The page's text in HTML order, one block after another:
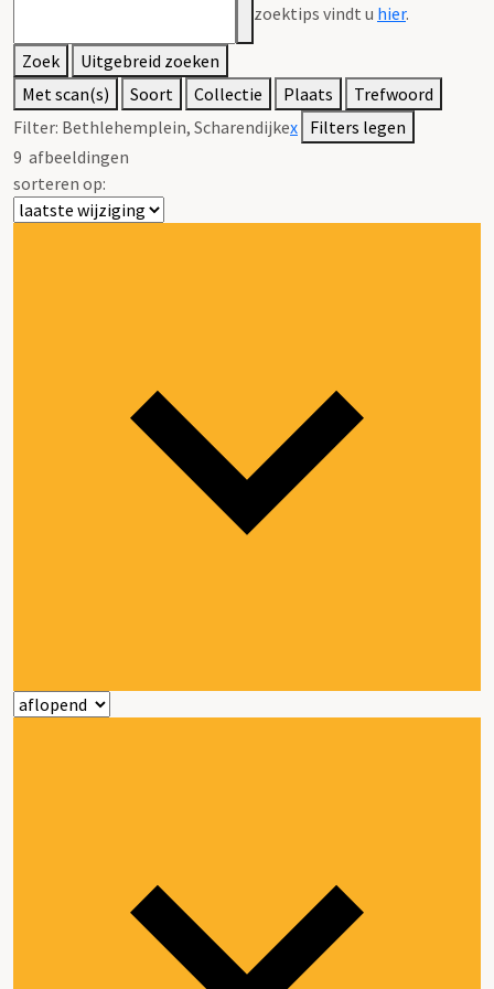
zoektips vindt u hier.
Zoek
Uitgebreid zoeken
Met scan(s)
Soort Collectie Plaats
Trefwoord
Filter: Bethlehemplein, Scharendijkex Filters legen
9 afbeeldingen
sorteren op: